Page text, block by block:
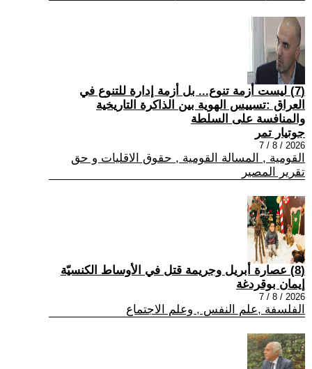
(7) ليست أزمة تنوع... بل أزمة إدارة للتنوع في
العراق :تسييس الهوية بين الذاكرة التاريخية
والمنافسة على السلطة
جوتيار تمر
2026 / 8 / 7
القومية , المسالة القومية , حقوق الاقليات و حق
تقرير المصير
(8) عصارة أبريل وجريمة قتل في الأوساط الكنسيّة
إيمان بوقردغة
2026 / 8 / 7
الفلسفة ,علم النفس , وعلم الاجتماع